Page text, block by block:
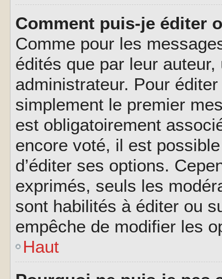
Comment puis-je éditer
Comme pour les
édités que par leur
administrateur. Pour
simplement le premier
est obligatoirement
encore voté, il est
d’éditer ses options.
exprimés, seuls les
sont habilités à éditer ou
empêche de modifier les
Haut